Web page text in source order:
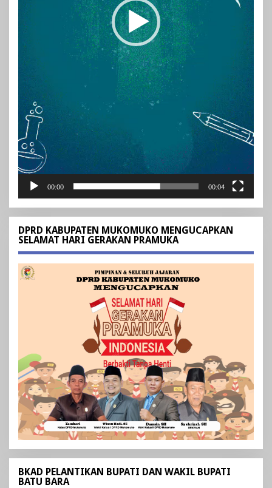
00:00 00:04
DPRD KABUPATEN MUKOMUKO MENGUCAPKAN
SELAMAT HARI GERAKAN PRAMUKA
BKAD PELANTIKAN BUPATI DAN WAKIL BUPATI
BATU BARA